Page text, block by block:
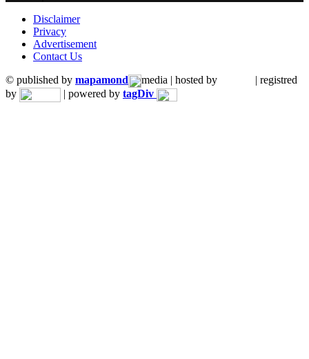
Disclaimer
Privacy
Advertisement
Contact Us
© published by mapamond media | hosted by
| registred
by
| powered by tagDiv